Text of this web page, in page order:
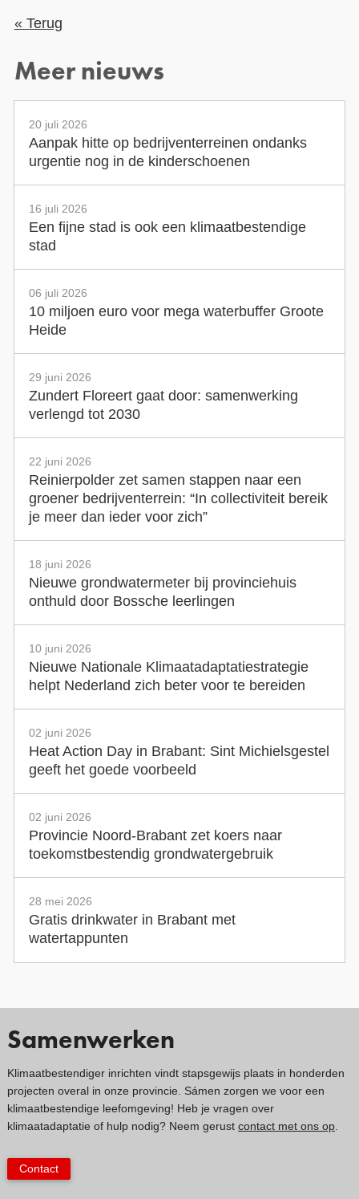
« Terug
Meer nieuws
20 juli 2026
Aanpak hitte op bedrijventerreinen ondanks
urgentie nog in de kinderschoenen
16 juli 2026
Een fijne stad is ook een klimaatbestendige
stad
06 juli 2026
10 miljoen euro voor mega waterbuffer Groote
Heide
29 juni 2026
Zundert Floreert gaat door: samenwerking
verlengd tot 2030
22 juni 2026
Reinierpolder zet samen stappen naar een
groener bedrijventerrein: “In collectiviteit bereik
je meer dan ieder voor zich”
18 juni 2026
Nieuwe grondwatermeter bij provinciehuis
onthuld door Bossche leerlingen
10 juni 2026
Nieuwe Nationale Klimaatadaptatiestrategie
helpt Nederland zich beter voor te bereiden
02 juni 2026
Heat Action Day in Brabant: Sint Michielsgestel
geeft het goede voorbeeld
02 juni 2026
Provincie Noord-Brabant zet koers naar
toekomstbestendig grondwatergebruik
28 mei 2026
Gratis drinkwater in Brabant met
watertappunten
Samenwerken
Klimaatbestendiger inrichten vindt stapsgewijs plaats in honderden
projecten overal in onze provincie. Sámen zorgen we voor een
klimaatbestendige leefomgeving! Heb je vragen over
klimaatadaptatie of hulp nodig? Neem gerust contact met ons op.
Contact